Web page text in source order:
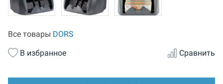
Все товары DORS
В избранное
Сравнить